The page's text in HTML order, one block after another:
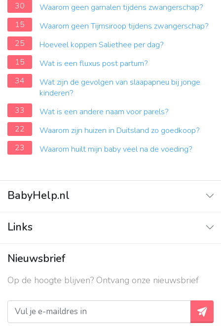
30
Waarom geen garnalen tijdens zwangerschap?
15
Waarom geen Tijmsiroop tijdens zwangerschap?
25
Hoeveel koppen Saliethee per dag?
15
Wat is een fluxus post partum?
34
Wat zijn de gevolgen van slaapapneu bij jonge
kinderen?
33
Wat is een andere naam voor parels?
22
Waarom zijn huizen in Duitsland zo goedkoop?
23
Waarom huilt mijn baby veel na de voeding?
BabyHelp.nl
Vraag & Antwoord
Links
Contact
Over ons
Privacy beleid
Nieuwsbrief
Op de hoogte blijven? Ontvang onze nieuwsbrief